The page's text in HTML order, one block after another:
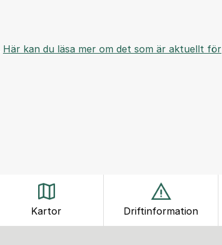
Här kan du läsa mer om det som är aktuellt för
Kartor Driftinformation